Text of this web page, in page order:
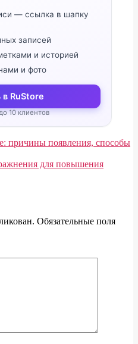
— ссылка в шапку
записей
и историей
и фото
в RuStore
10 клиентов
причины появления, способы
для повышения
Обязательные поля